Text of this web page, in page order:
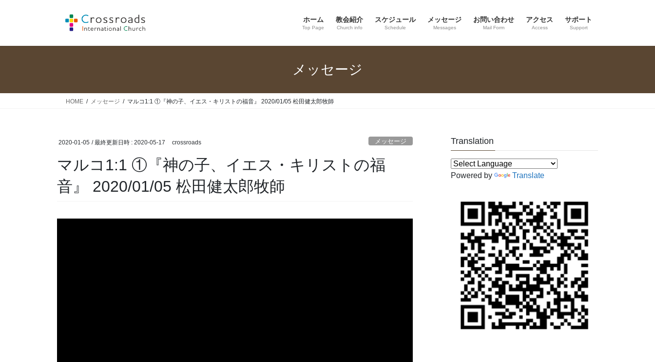
ホーム
Top Page
教会紹介
Church info
スケジュール
Schedule
メッセージ
Messages
お問い合わせ
Mail Form
アクセス
Access
サポート
Support
メッセージ
HOME メッセージ マルコ1:1 ①『神の子、イエス・キリストの福音』 2020/01/05 松田健太郎牧師
2020-01-05 / 最終更新日時 : 2020-05-17 crossroads メッセージ
マルコ1:1 ①『神の子、イエス・キリストの福
音』 2020/01/05 松田健太郎牧師
Translation
Powered by Translate